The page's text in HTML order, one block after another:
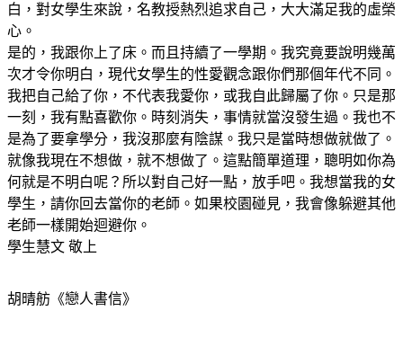
白，對女學生來說，名教授熱烈追求自己，大大滿足我的虛榮
心。
是的，我跟你上了床。而且持續了一學期。我究竟要說明幾萬
次才令你明白，現代女學生的性愛觀念跟你們那個年代不同。
我把自己給了你，不代表我愛你，或我自此歸屬了你。只是那
一刻，我有點喜歡你。時刻消失，事情就當沒發生過。我也不
是為了要拿學分，我沒那麼有陰謀。我只是當時想做就做了。
就像我現在不想做，就不想做了。這點簡單道理，聰明如你為
何就是不明白呢？所以對自己好一點，放手吧。我想當我的女
學生，請你回去當你的老師。如果校園碰見，我會像躲避其他
老師一樣開始迴避你。
學生慧文 敬上
胡晴舫《戀人書信》